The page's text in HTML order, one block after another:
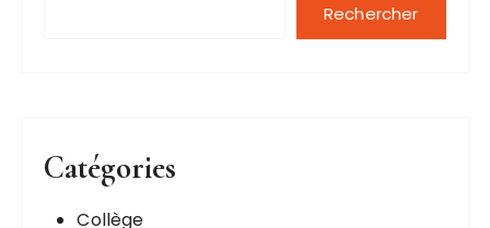
Rechercher
Catégories
Collège